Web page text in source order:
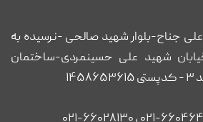
جناح-بلوار شهید صالحی -نرسیده به
شهید علی حسینمردی-ساختمان